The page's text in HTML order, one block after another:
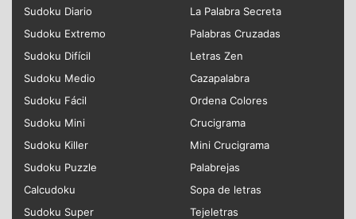
Sudoku Diario
Sudoku Extremo
Sudoku Difícil
Sudoku Medio
Sudoku Fácil
Sudoku Mini
Sudoku Killer
Sudoku Puzzle
Calcudoku
Sudoku Super
La Palabra Secreta
Palabras Cruzadas
Letras Zen
Cazapalabra
Ordena Colores
Crucigrama
Mini Crucigrama
Palabrejas
Sopa de letras
Tejeletras